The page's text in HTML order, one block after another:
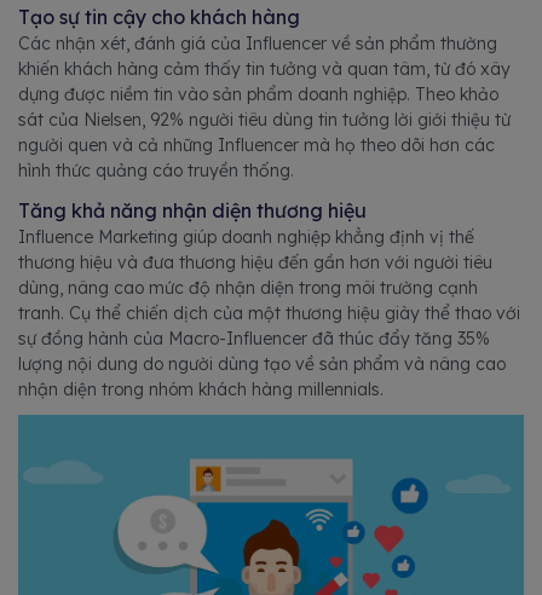
Tạo sự tin cậy cho khách hàng
Các nhận xét, đánh giá của Influencer về sản phẩm thường
khiến khách hàng cảm thấy tin tưởng và quan tâm, từ đó xây
dựng được niềm tin vào sản phẩm doanh nghiệp. Theo khảo
sát của Nielsen, 92% người tiêu dùng tin tưởng lời giới thiệu từ
người quen và cả những Influencer mà họ theo dõi hơn các
hình thức quảng cáo truyền thống.
Tăng khả năng nhận diện thương hiệu
Influence Marketing giúp doanh nghiệp khẳng định vị thế
thương hiệu và đưa thương hiệu đến gần hơn với người tiêu
dùng, nâng cao mức độ nhận diện trong môi trường cạnh
tranh. Cụ thể chiến dịch của một thương hiệu giày thể thao với
sự đồng hành của Macro-Influencer đã thúc đẩy tăng 35%
lượng nội dung do người dùng tạo về sản phẩm và nâng cao
nhận diện trong nhóm khách hàng millennials.